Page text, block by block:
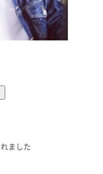
ました